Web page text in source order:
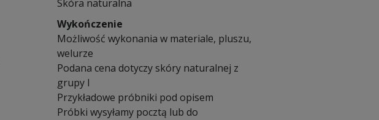
Skóra naturalna
Wykończenie
Możliwość wykonania w materiale, pluszu,
welurze
Podana cena dotyczy skóry naturalnej z
grupy I
Przykładowe próbniki pod opisem
Próbki wysyłamy pocztą lub do